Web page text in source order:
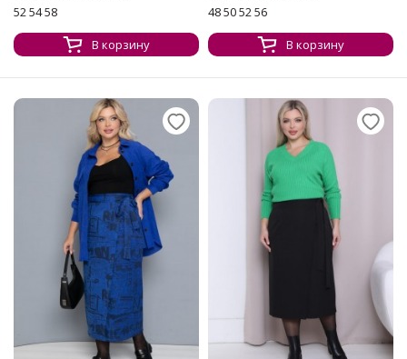
52 54 58
В корзину
48 50 52 56
В корзину